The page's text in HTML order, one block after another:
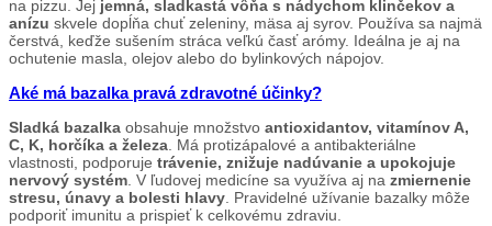
na pizzu. Jej jemná, sladkastá vôňa s nádychom klinčekov a
anízu skvele dopĺňa chuť zeleniny, mäsa aj syrov. Používa sa najmä
čerstvá, keďže sušením stráca veľkú časť arómy. Ideálna je aj na
ochutenie masla, olejov alebo do bylinkových nápojov.
Aké má bazalka pravá zdravotné účinky?
Sladká bazalka obsahuje množstvo antioxidantov, vitamínov A,
C, K, horčíka a železa . Má protizápalové a antibakteriálne
vlastnosti, podporuje trávenie, znižuje nadúvanie a upokojuje
nervový systém . V ľudovej medicíne sa využíva aj na zmiernenie
stresu, únavy a bolesti hlavy . Pravidelné užívanie bazalky môže
podporiť imunitu a prispieť k celkovému zdraviu.